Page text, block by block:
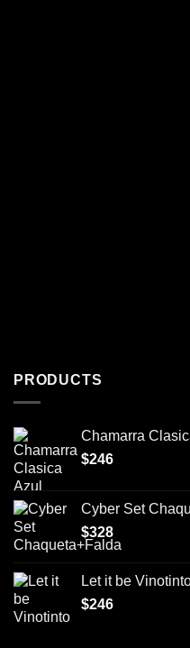
PRODUCTS
Chamarra
$246
Cyber Set
$328
Let it be
$246